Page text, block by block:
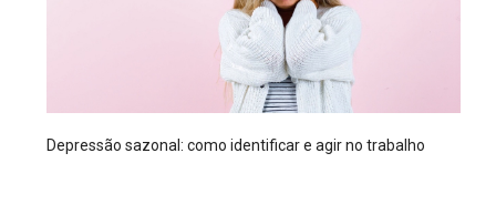
Depressão sazonal: como identificar e agir no trabalho